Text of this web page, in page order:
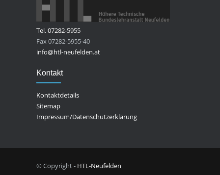
Tel. 07282-5955
Fax 07282-5955-40
info@htl-neufelden.at
Kontakt
Kontaktdetails
Sitemap
Impressum/Datenschutzerklärung
© Copyright - HTL-Neufelden